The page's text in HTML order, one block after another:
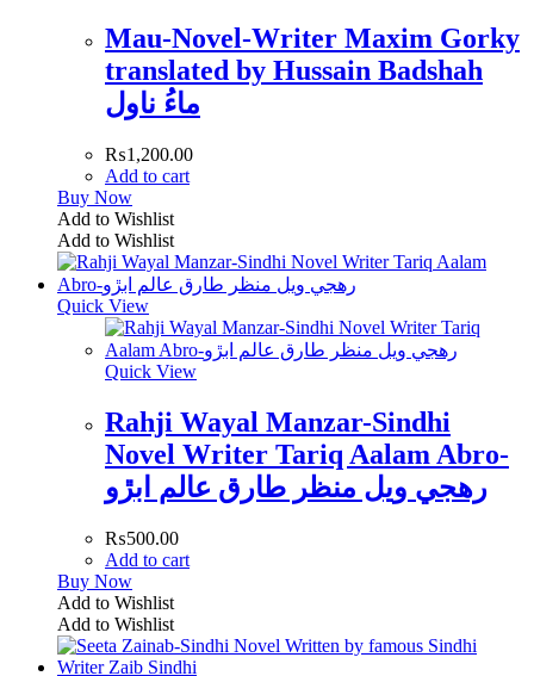
Mau-Novel-Writer Maxim Gorky
translated by Hussain Badshah
ماءُ ناول
₨1,200.00
Add to cart
Buy Now
Add to Wishlist
Add to Wishlist
Quick View
Quick View
Rahji Wayal Manzar-Sindhi
Novel Writer Tariq Aalam Abro-
رھجي ويل منظر طارق عالم ابڙو
₨500.00
Add to cart
Buy Now
Add to Wishlist
Add to Wishlist